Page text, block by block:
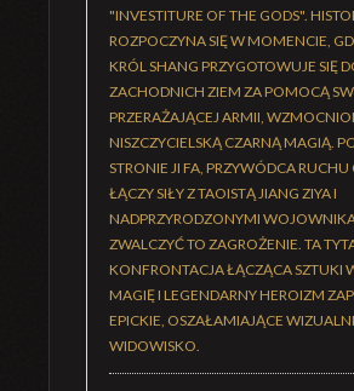
"INVESTITURE OF THE GODS".
ROZPOCZYNA SIĘ W MOMENCIE,
KRÓL SHANG PRZYGOTOWUJE SIĘ
ZACHODNICH ZIEM ZA POMOCĄ
PRZERAŻAJĄCEJ ARMII,
NISZCZYCIELSKĄ CZARNĄ MAGIĄ.
STRONIE JI FA, PRZYWÓDCA RUCHU
ŁĄCZY SIŁY Z TAOISTĄ JIANG ZIYA I
NADPRZYRODZONYMI
ZWALCZYĆ TO ZAGROŻENIE. TA
KONFRONTACJA ŁĄCZĄCA SZTUKI
MAGIĘ I LEGENDARNY HEROIZM
EPICKIE, OSZAŁAMIAJĄCE
WIDOWISKO.